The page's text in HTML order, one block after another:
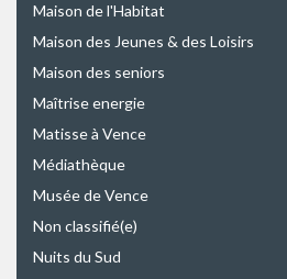
Maison de l'Habitat
Maison des Jeunes & des Loisirs
Maison des seniors
Maîtrise energie
Matisse à Vence
Médiathèque
Musée de Vence
Non classifié(e)
Nuits du Sud